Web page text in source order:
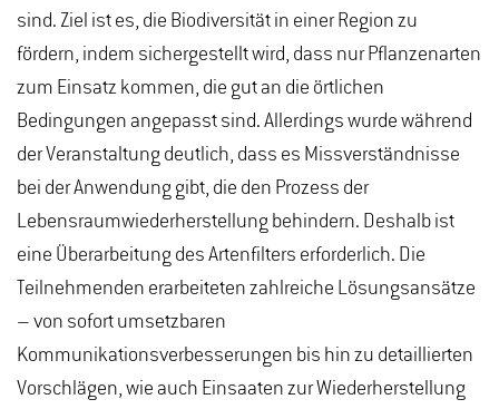
sind. Ziel ist es, die Biodiversität in einer Region zu
fördern, indem sichergestellt wird, dass nur Pflanzenarten
zum Einsatz kommen, die gut an die örtlichen
Bedingungen angepasst sind. Allerdings wurde während
der Veranstaltung deutlich, dass es Missverständnisse
bei der Anwendung gibt, die den Prozess der
Lebensraumwiederherstellung behindern. Deshalb ist
eine Überarbeitung des Artenfilters erforderlich. Die
Teilnehmenden erarbeiteten zahlreiche Lösungsansätze
– von sofort umsetzbaren
Kommunikationsverbesserungen bis hin zu detaillierten
Vorschlägen, wie auch Einsaaten zur Wiederherstellung